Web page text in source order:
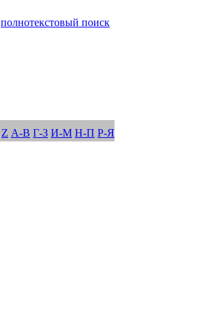
полнотекстовый поиск
Z А-В Г-З И-М Н-П Р-Я